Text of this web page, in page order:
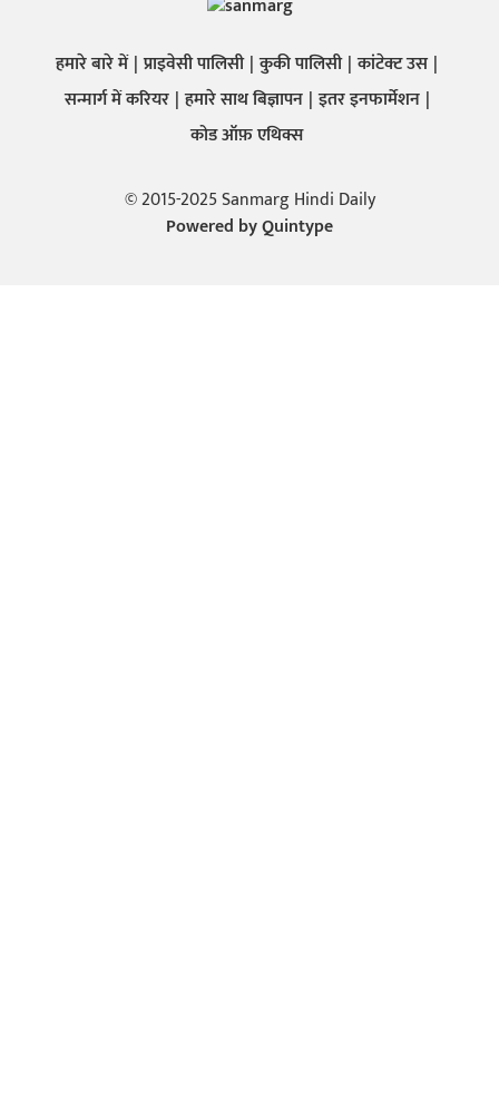
हमारे बारे में प्राइवेसी पालिसी कुकी पालिसी कांटेक्ट उस
सन्मार्ग में करियर हमारे साथ बिज्ञापन इतर इनफार्मेशन
कोड ऑफ़ एथिक्स
© 2015-2025 Sanmarg Hindi Daily
Powered byQuintype